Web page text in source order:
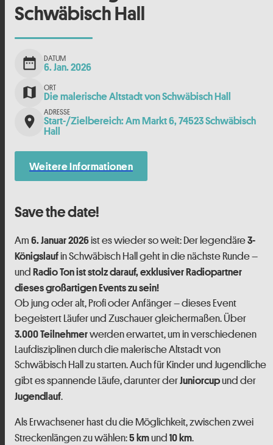
Schwäbisch Hall
date_range DATUM
6. Jan. 2026
map ORT
Die malerische Altstadt von Schwäbisch Hall
place
ADRESSE
Start-/Zielbereich: Am Markt 6, 74523 Schwäbisch
Hall
Weitere Informationen
Save the date!
Am 6. Januar 2026ist es wieder so weit: Der legendäre3-
Königslaufin Schwäbisch Hall geht in die nächste Runde –
und Radio Ton ist stolz darauf, exklusiver Radiopartner
dieses großartigen Events zu sein!
Ob jung oder alt, Profi oder Anfänger – dieses Event
begeistert Läufer und Zuschauer gleichermaßen. Über
3.000 Teilnehmerwerden erwartet, um in verschiedenen
Laufdisziplinen durch die malerische Altstadt von
Schwäbisch Hall zu starten. Auch für Kinder und Jugendliche
gibt es spannende Läufe, darunter der Juniorcupund der
Jugendlauf.
Als Erwachsener hast du die Möglichkeit, zwischen zwei
Streckenlängen zu wählen:5 kmund 10 km.